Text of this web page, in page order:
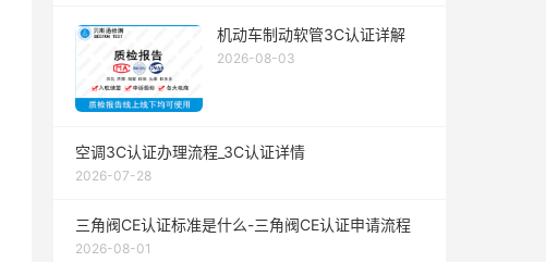
机动车制动软管3C认证详解
2026-08-03
空调3C认证办理流程_3C认证详情
2026-07-28
三角阀CE认证标准是什么-三角阀CE认证申请流程
2026-08-01